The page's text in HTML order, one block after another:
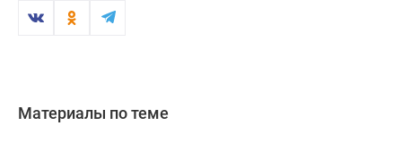
Материалы по теме